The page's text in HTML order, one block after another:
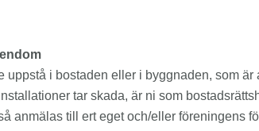
uppstå i bostaden eller i byggnaden, som
tar skada, är ni som
anmälas till ert eget och/eller föreningens